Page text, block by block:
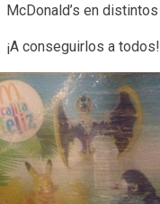
McDonald’s en
¡A conseguirlos a todos!